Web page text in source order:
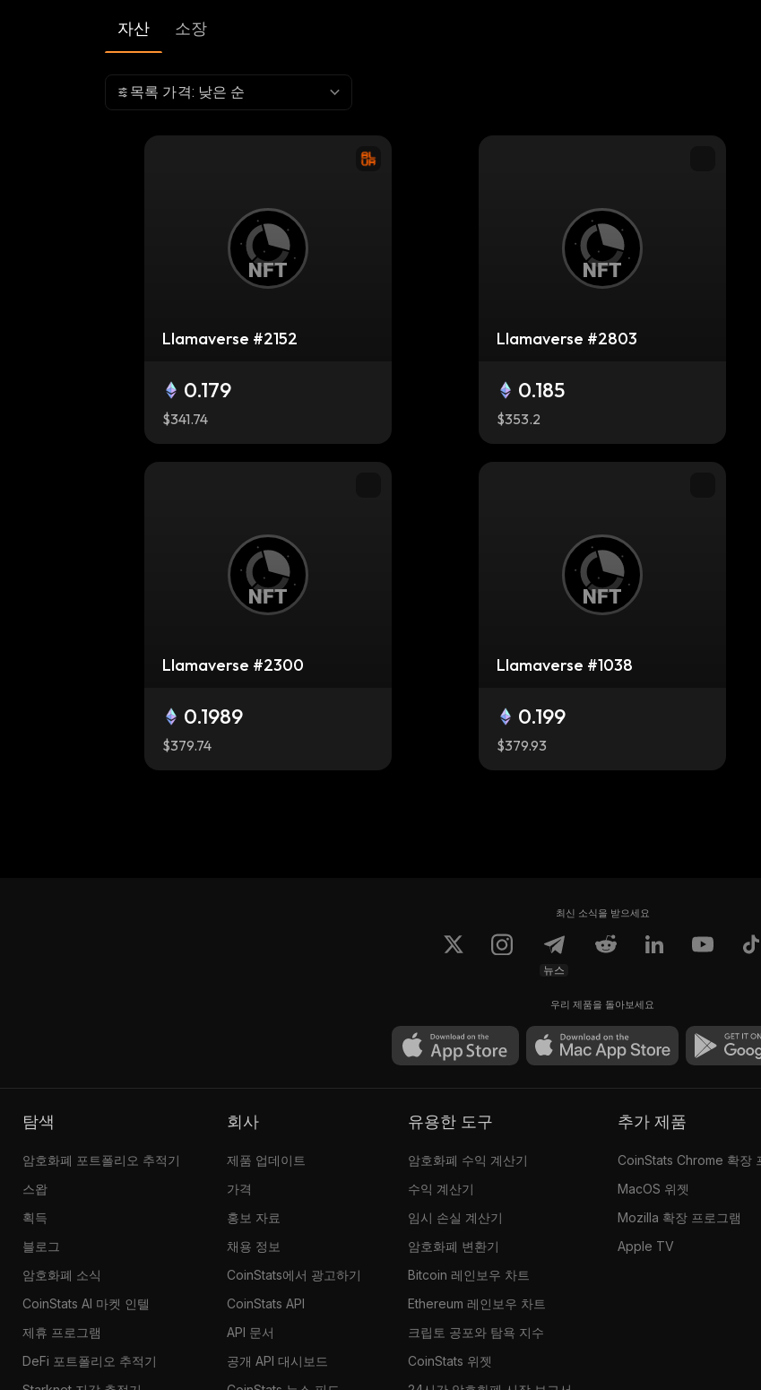
자산 소장
목록 가격: 낮은 순
Llamaverse #2152
0.179
$341.74
Llamaverse #2803
0.185
$353.2
Llamaverse #2300
0.1989
$379.74
Llamaverse #1038
0.199
$379.93
0.199
최신 소식을 받으세요
뉴스
우리 제품을 돌아보세요
탐색
암호화폐 포트폴리오 추적기
스왑
획득
블로그
암호화폐 소식
CoinStats AI 마켓 인텔
제휴 프로그램
DeFi 포트폴리오 추적기
회사
제품 업데이트
가격
홍보 자료
채용 정보
CoinStats에서 광고하기
CoinStats API
API 문서
공개 API 대시보드
유용한 도구
암호화폐 수익 계산기
수익 계산기
임시 손실 계산기
암호화폐 변환기
Bitcoin 레인보우 차트
Ethereum 레인보우 차트
크립토 공포와 탐욕 지수
CoinStats 위젯
추가 제품
CoinStats Chrome 확장
MacOS 위젯
Mozilla 확장 프로그램
Apple TV